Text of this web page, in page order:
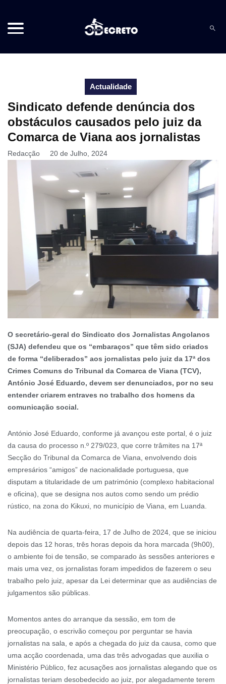
Actualidade
Sindicato defende denúncia dos
obstáculos causados pelo juiz da
Comarca de Viana aos jornalistas
Redacção 20 de Julho, 2024
O secretário-geral do Sindicato dos Jornalistas Angolanos
(SJA) defendeu que os “embaraços” que têm sido criados
de forma “deliberados” aos jornalistas pelo juiz da 17ª dos
Crimes Comuns do Tribunal da Comarca de Viana (TCV),
António José Eduardo, devem ser denunciados, por no seu
entender criarem entraves no trabalho dos homens da
comunicação social.
António José Eduardo, conforme já avançou este portal, é o juiz
da causa do processo n.º 279/023, que corre trâmites na 17ª
Secção do Tribunal da Comarca de Viana, envolvendo dois
empresários “amigos” de nacionalidade portuguesa, que
disputam a titularidade de um património (complexo habitacional
e oficina), que se designa nos autos como sendo um prédio
rústico, na zona do Kikuxi, no município de Viana, em Luanda.
Na audiência de quarta-feira, 17 de Julho de 2024, que se iniciou
depois das 12 horas, três horas depois da hora marcada (9h00),
o ambiente foi de tensão, se comparado às sessões anteriores e
mais uma vez, os jornalistas foram impedidos de fazerem o seu
trabalho pelo juiz, apesar da Lei determinar que as audiências de
julgamentos são públicas.
Momentos antes do arranque da sessão, em tom de
preocupação, o escrivão começou por perguntar se havia
jornalistas na sala, e após a chegada do juiz da causa, como que
uma acção coordenada, uma das três advogadas que auxilia o
Ministério Público, fez acusações aos jornalistas alegando que os
jornalistas teriam desobedecido ao juiz, por alegadamente terem